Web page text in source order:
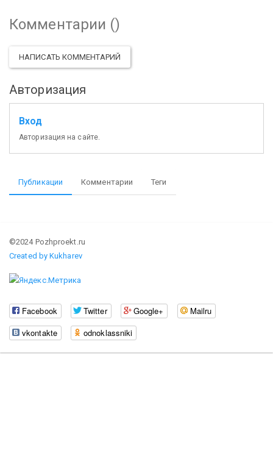
Комментарии ()
НАПИСАТЬ КОММЕНТАРИЙ
Авторизация
Вход
Авторизация на сайте.
Публикации Комментарии Теги
©2024 Pozhproekt.ru
Created by Kukharev
Facebook Twitter Google+
Mailru
vkontakte
odnoklassniki